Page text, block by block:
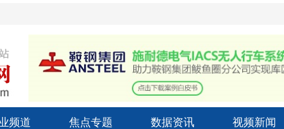
频道 焦点专题 数据资讯 视频新闻